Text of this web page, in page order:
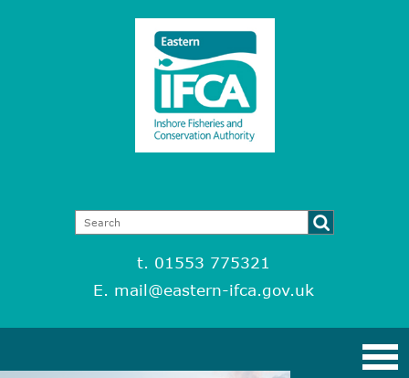
t. 01553 775321
E. mail@eastern-ifca.gov.uk